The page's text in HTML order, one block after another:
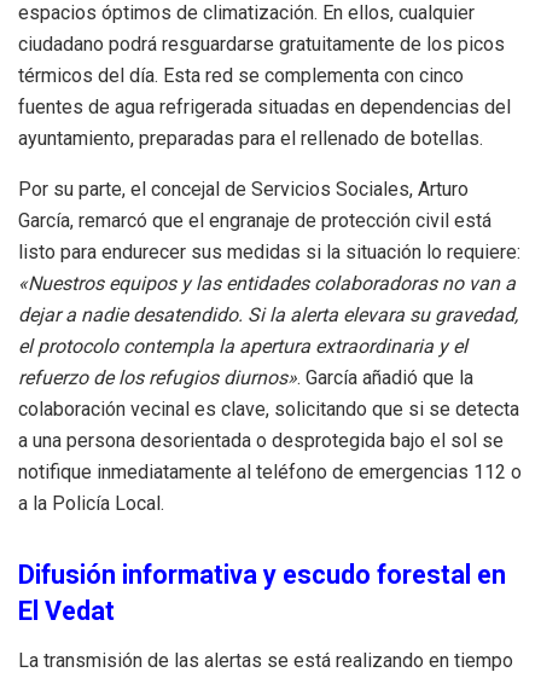
espacios óptimos de climatización. En ellos, cualquier
ciudadano podrá resguardarse gratuitamente de los picos
térmicos del día. Esta red se complementa con cinco
fuentes de agua refrigerada situadas en dependencias del
ayuntamiento, preparadas para el rellenado de botellas.
Por su parte, el concejal de Servicios Sociales, Arturo
García, remarcó que el engranaje de protección civil está
listo para endurecer sus medidas si la situación lo requiere:
«Nuestros equipos y las entidades colaboradoras no van a
dejar a nadie desatendido. Si la alerta elevara su gravedad,
el protocolo contempla la apertura extraordinaria y el
refuerzo de los refugios diurnos». García añadió que la
colaboración vecinal es clave, solicitando que si se detecta
a una persona desorientada o desprotegida bajo el sol se
notifique inmediatamente al teléfono de emergencias 112 o
a la Policía Local.
Difusión informativa y escudo forestal en
El Vedat
La transmisión de las alertas se está realizando en tiempo